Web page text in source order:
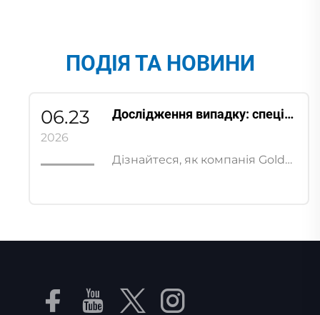
ПОДІЯ ТА НОВИНИ
06.23
2026
Дослідження випадку: спеціальний вибухозахисний бічноканальний нагнітач забезпечує виробництво електроенергії з біогазу в Німеччині
Дізнайтеся, як компанія Golden Bridge розробила індивідуальний вибухозахисний вентилятор з бічним каналом із сертифікацією Ex db IIC T4 Gb для німецької електростанції на біогазі.